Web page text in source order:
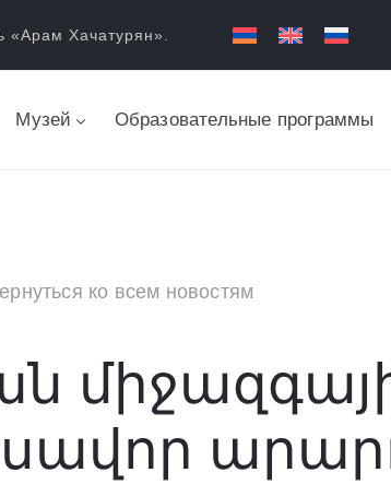
«Арам Хачатурян».
Музей Образовательные программы
ко всем новостям